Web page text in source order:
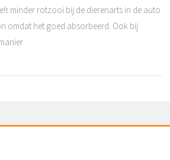
minder rotzooi bij de dierenarts in de auto
omdat het goed absorbeerd. Ook bij